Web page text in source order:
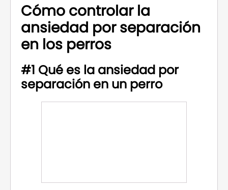
Cómo controlar la
ansiedad por separación
en los perros
#1 Qué es la ansiedad por
separación en un perro